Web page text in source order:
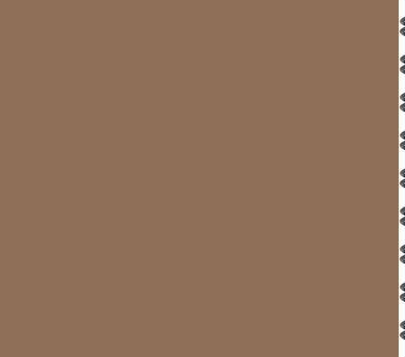
mardi 07 juillet
pied d’un glacier pour le voir vêler au fond du fjord,
L’accès du grand fjord IKERSSUAQ semble
de glaces nous barre la route. Ce n’est certes pas cela
forcer le passage et aller voir jusqu’au cap suivant si par
espaces à peu près libres de glaces mais il faut
choisissant les plus petits, mais qui raclent contre la
cela leur semble un peu « touffu » ils se mettent au point